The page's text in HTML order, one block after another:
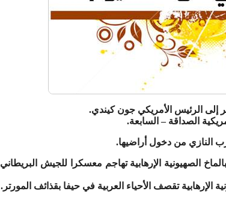
الصهيونية الإرهابية تهاجم معسكرا للجيش البريطاني